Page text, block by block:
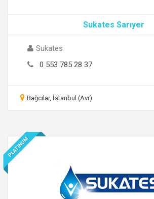
Sukates Sarıyer
Sukates
0 553 785 28 37
Bağcılar, İstanbul (Avr)
PLATINUM